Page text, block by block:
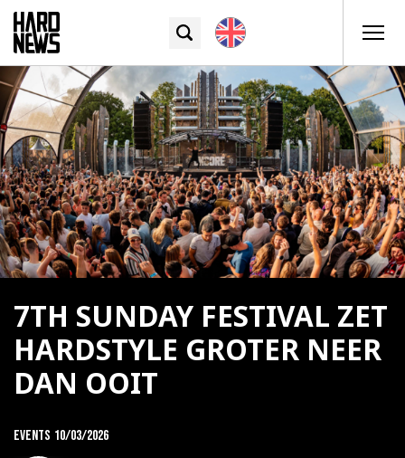
7TH SUNDAY FESTIVAL ZET
HARDSTYLE GROTER NEER
DAN OOIT
Events 10/03/2026